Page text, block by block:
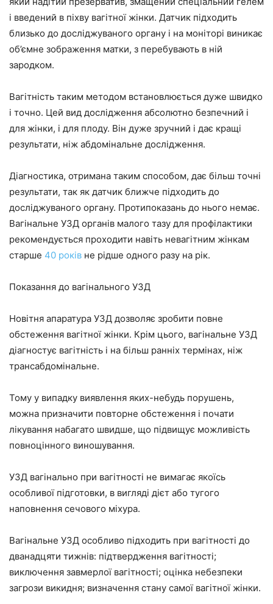
і введений в піхву вагітної жінки. Датчик підходить
близько до досліджуваного органу і на моніторі виникає
об’ємне зображення матки, з перебувають в ній
зародком.
Вагітність таким методом встановлюється дуже швидко
і точно. Цей вид дослідження абсолютно безпечний і
для жінки, і для плоду. Він дуже зручний і дає кращі
результати, ніж абдомінальне дослідження.
Діагностика, отримана таким способом, дає більш точні
результати, так як датчик ближче підходить до
досліджуваного органу. Протипоказань до нього немає.
Вагінальне УЗД органів малого тазу для профілактики
рекомендується проходити навіть невагітним жінкам
старше 40 років не рідше одного разу на рік.
Показання до вагінального УЗД
Новітня апаратура УЗД дозволяє зробити повне
обстеження вагітної жінки. Крім цього, вагінальне УЗД
діагностує вагітність і на більш ранніх термінах, ніж
трансабдомінальне.
Тому у випадку виявлення яких-небудь порушень,
можна призначити повторне обстеження і почати
лікування набагато швидше, що підвищує можливість
повноцінного виношування.
УЗД вагінально при вагітності не вимагає якоїсь
особливої підготовки, в вигляді дієт або тугого
наповнення сечового міхура.
Вагінальне УЗД особливо підходить при вагітності до
дванадцяти тижнів: підтвердження вагітності;
виключення завмерлої вагітності; оцінка небезпеки
загрози викидня; визначення стану самої вагітної жінки.